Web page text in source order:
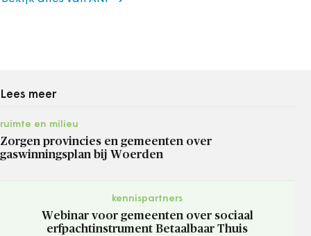
Lees meer
ruimte en milieu
Zorgen provincies en gemeenten over
gaswinningsplan bij Woerden
kennispartners
Webinar voor gemeenten over sociaal
erfpachtinstrument Betaalbaar Thuis